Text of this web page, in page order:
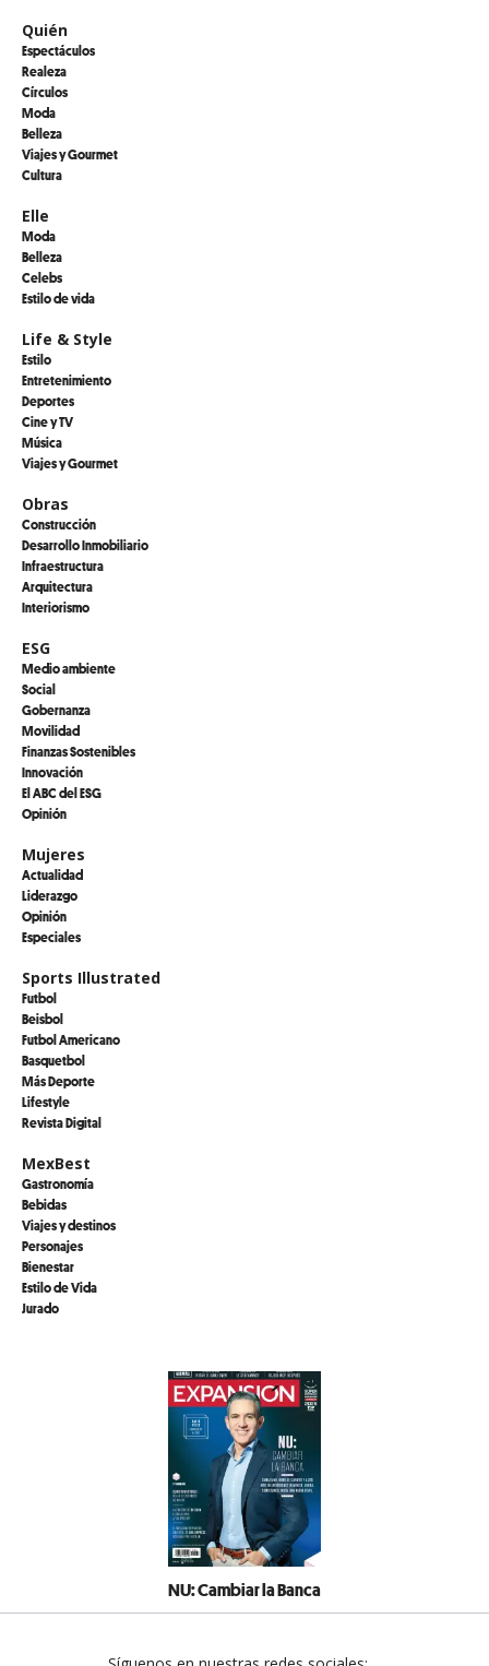
Quién
Espectáculos
Realeza
Círculos
Moda
Belleza
Viajes y Gourmet
Cultura
Elle
Moda
Belleza
Celebs
Estilo de vida
Life & Style
Estilo
Entretenimiento
Deportes
Cine y TV
Música
Viajes y Gourmet
Obras
Construcción
Desarrollo Inmobiliario
Infraestructura
Arquitectura
Interiorismo
ESG
Medio ambiente
Social
Gobernanza
Movilidad
Finanzas Sostenibles
Innovación
El ABC del ESG
Opinión
Mujeres
Actualidad
Liderazgo
Opinión
Especiales
Sports Illustrated
Futbol
Beisbol
Futbol Americano
Basquetbol
Más Deporte
Lifestyle
Revista Digital
MexBest
Gastronomía
Bebidas
Viajes y destinos
Personajes
Bienestar
Estilo de Vida
Jurado
NU: Cambiar la Banca